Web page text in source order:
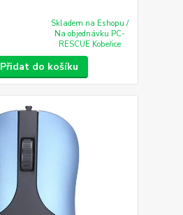
Skladem na Eshopu /
Na objednávku PC-
RESCUE Kobeřice
Přidat do košíku